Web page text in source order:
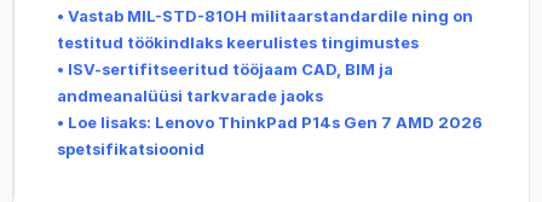
• Vastab MIL-STD-810H militaarstandardile ning on
testitud töökindlaks keerulistes tingimustes
• ISV-sertifitseeritud tööjaam CAD, BIM ja
andmeanalüüsi tarkvarade jaoks
• Loe lisaks: Lenovo ThinkPad P14s Gen 7 AMD 2026
spetsifikatsioonid